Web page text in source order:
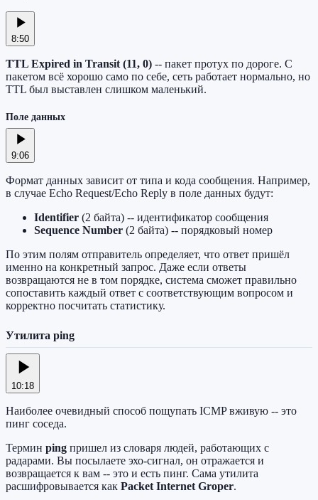
8:50
TTL Expired in Transit (11, 0) -- пакет протух по дороге. С
пакетом всё хорошо само по себе, сеть работает нормально, но
TTL был выставлен слишком маленький.
Поле данных
9:06
Формат данных зависит от типа и кода сообщения. Например,
в случае Echo Request/Echo Reply в поле данных будут:
Identifier (2 байта) -- идентификатор сообщения
Sequence Number (2 байта) -- порядковый номер
По этим полям отправитель определяет, что ответ пришёл
именно на конкретный запрос. Даже если ответы
возвращаются не в том порядке, система сможет правильно
сопоставить каждый ответ с соответствующим вопросом и
корректно посчитать статистику.
Утилита ping
10:18
Наиболее очевидный способ пощупать ICMP вживую -- это
пинг соседа.
Термин ping пришел из словаря людей, работающих с
радарами. Вы посылаете эхо-сигнал, он отражается и
возвращается к вам -- это и есть пинг. Сама утилита
расшифровывается как Packet Internet Groper.